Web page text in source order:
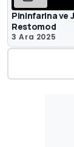
Pininfarina ve
Restomod
3 Ara 2025